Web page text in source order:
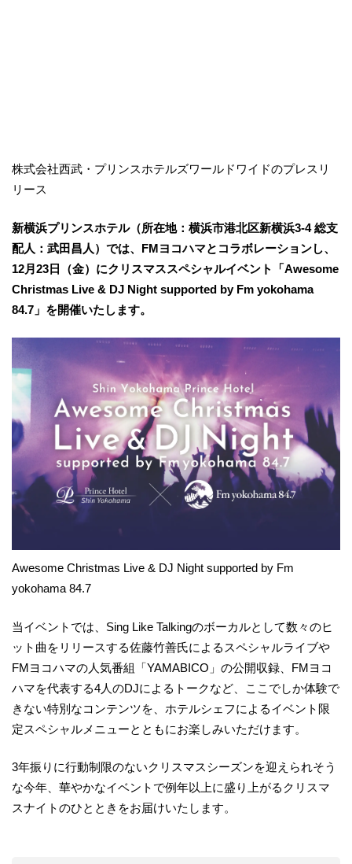
株式会社西武・プリンスホテルズワールドワイドのプレスリ
リース
新横浜プリンスホテル（所在地：横浜市港北区新横浜3-4 総支
配人：武田昌人）では、FMヨコハマとコラボレーションし、
12月23日（金）にクリスマススペシャルイベント「Awesome
Christmas Live & DJ Night supported by Fm yokohama
84.7」を開催いたします。
Awesome Christmas Live & DJ Night supported by Fm
yokohama 84.7
当イベントでは、Sing Like Talkingのボーカルとして数々のヒ
ット曲をリリースする佐藤竹善氏によるスペシャルライブや
FMヨコハマの人気番組「YAMABICO」の公開収録、FMヨコ
ハマを代表する4人のDJによるトークなど、ここでしか体験で
きない特別なコンテンツを、ホテルシェフによるイベント限
定スペシャルメニューとともにお楽しみいただけます。
3年振りに行動制限のないクリスマスシーズンを迎えられそう
な今年、華やかなイベントで例年以上に盛り上がるクリスマ
スナイトのひとときをお届けいたします。